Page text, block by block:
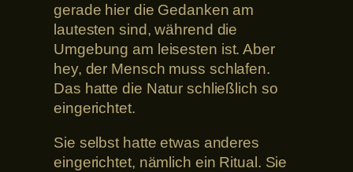
gerade hier die Gedanken am
lautesten sind, während die
Umgebung am leisesten ist. Aber
hey, der Mensch muss schlafen.
Das hatte die Natur schließlich so
eingerichtet.
Sie selbst hatte etwas anderes
eingerichtet, nämlich ein Ritual. Sie